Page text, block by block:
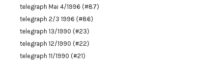
telegraph Mai 4/1996 (#87)
telegraph 2/3 1996 (#86)
telegraph 13/1990 (#23)
telegraph 12/1990 (#22)
telegraph 11/1990 (#21)